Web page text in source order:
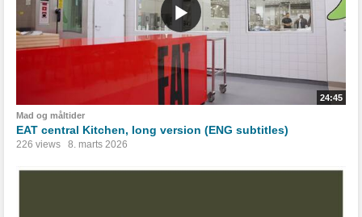
24:45
Mad og måltider
EAT central Kitchen, long version (ENG subtitles)
226 views 8. marts 2026